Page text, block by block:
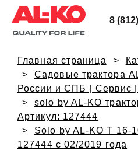
8
Главная страница
Садовые трактора
России и СПБ | Сервис
solo by AL-KO
Артикул: 127444
Solo by AL-KO T 16-
127444 с 02/2019 года